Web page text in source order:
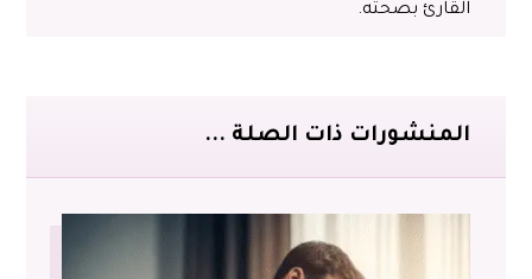
القارئ بصحته.
المنشورات ذات الصلة ...